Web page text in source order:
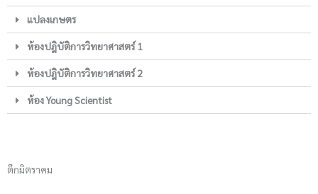
แปลงเกษตร
ห้องปฎิบัติการวิทยาศาสตร์ 1
ห้องปฎิบัติการวิทยาศาสตร์ 2
ห้อง Young Scientist
ตึกมิตราคม